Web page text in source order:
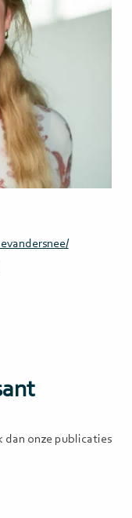
dan onze publicaties